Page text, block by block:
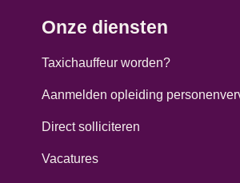
Onze diensten
Taxichauffeur worden?
Aanmelden opleiding
Direct solliciteren
Vacatures